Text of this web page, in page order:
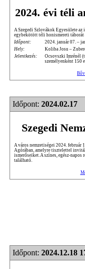
2024. évi téli
A Szegedi Szlovákok Egyesülete az
egybekötött téli honismereti táborát
Időpont:
2024. január 07. –
Hely:
Koliba Josu –
Jelentkezés:
Ocsovszki Imrénél
személyenként 150
Időpont: 2024.02.17
Szegedi
A város nemzetiségei 2024. február
Agórában, amelyre tisztelettel
ismerőseiket. A színes, egész-napos
található.
Időpont: 2024.12.18